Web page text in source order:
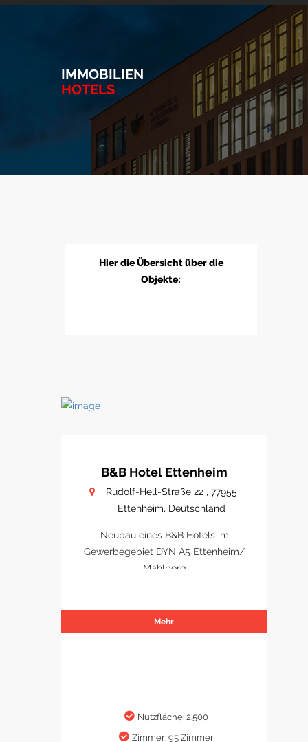
IMMOBILIEN
HOTELS
Hier die Übersicht über die
Objekte:
B&B Hotel Ettenheim
Rudolf-Hell-Straße 22 , 77955
Ettenheim, Deutschland
Neubau eines B&B Hotels im
Gewerbegebiet DYN A5 Ettenheim/
Mahlberg
Mehr
Nutzfläche: 2.500
Zimmer: 95 Zimmer